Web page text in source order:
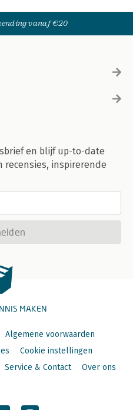
vanaf €20
en blijf up-to-date
recensies, inspirerende
MAKEN
Algemene voorwaarden
Cookie instellingen
Service & Contact Over ons